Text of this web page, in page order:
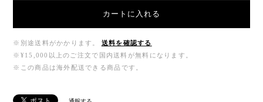
カートに入れる
※別途送料がかかります。
送料を確認する
※¥15,000以上のご注文で国内送料が無料になります。
※この商品は海外配送できる商品です。